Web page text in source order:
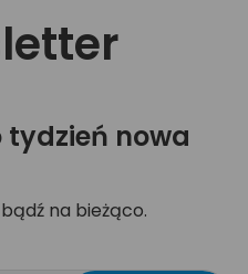
nowa
na bieżąco.